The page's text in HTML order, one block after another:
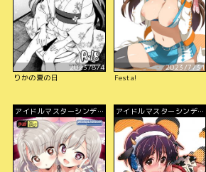
2023/8/4
りかの夏の日
2023/7/31
Festa!
アイドルマスターシンデレ
ラガールズ
アイドルマスターシンデレ
ラガールズ